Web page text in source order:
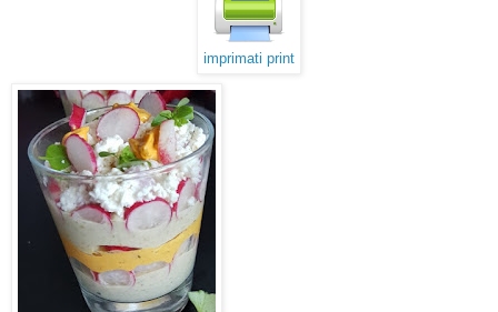
imprimati print